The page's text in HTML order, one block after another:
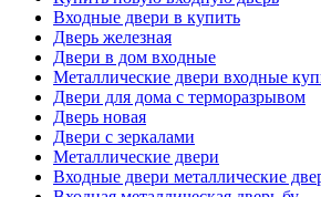
Входные двери в купить
Дверь железная
Двери в дом входные
Металлические двери входные
Двери для дома с терморазрывом
Дверь новая
Двери с зеркалами
Металлические двери
Входные двери металлические